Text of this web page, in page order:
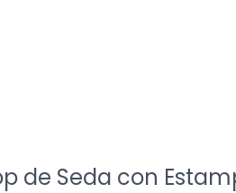
de Seda con